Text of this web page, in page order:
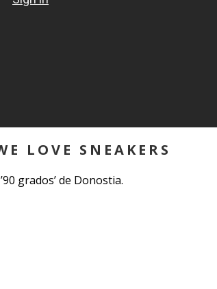
LOVE SNEAKERS
grados’ de Donostia.